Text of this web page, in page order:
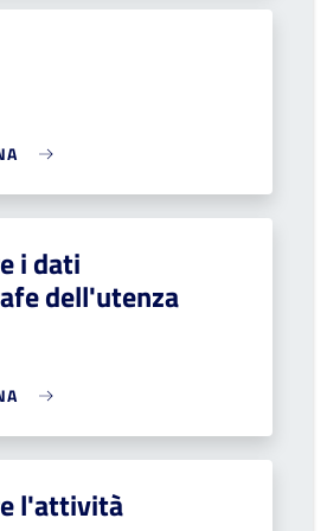
i dati
dell'utenza
l'attività